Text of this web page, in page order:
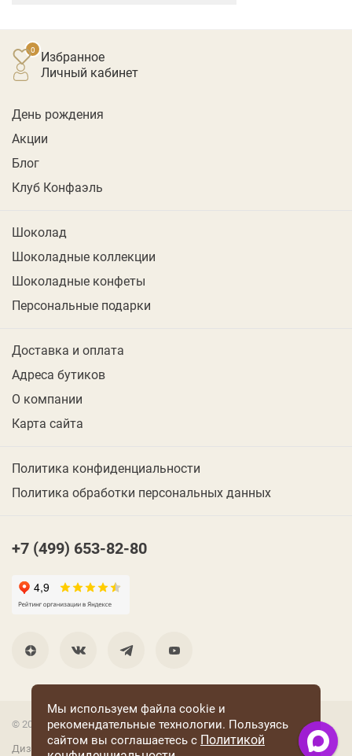
Избранное
личный кабинет
День рождения
Акции
Блог
Клуб Конфаэль
Шоколад
Шоколадные коллекции
Шоколадные конфеты
Персональные подарки
Доставка и оплата
Адреса бутиков
О компании
Карта сайта
Политика конфиденциальности
Политика обработки персональных данных
+7 (499) 653-82-80
© 2001 Группа компаний «Конфаэль»
Дизайн —RUSO
Мы используем файла cookie и
рекомендательные технологии. Пользуясь
сайтом вы соглашаетесь с Политикой